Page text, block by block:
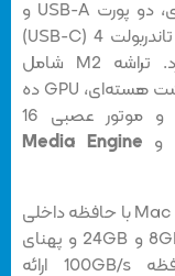
میلی‌متری، دو پورت USB-A و
دو پورت تاندربولت 4 (USB-C)
اشاره کرد. تراشه M2 شامل
CPU هشت هسته‌ای، GPU ده
هسته‌ای و موتور عصبی 16
Media Engine
Mac mini M2 با حافظه داخلی
8GB ،16GB و 24GB و پهنای
باند حافظه 100GB/s ارائه